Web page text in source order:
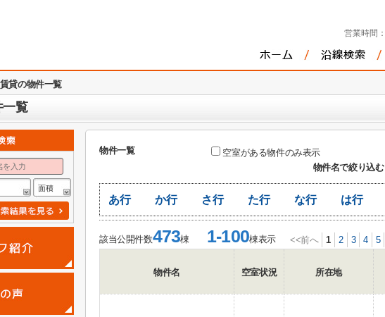
営業時間：
貸の物件一覧
一覧
物件一覧
空室がある物件のみ表示
物件名で絞り込む
あ行 か行 さ行 た行 な行 は行
該当公開件数473棟 1-100棟表示 <<前へ 1 2 3 4 5
物件名 空室状況 所在地
面積